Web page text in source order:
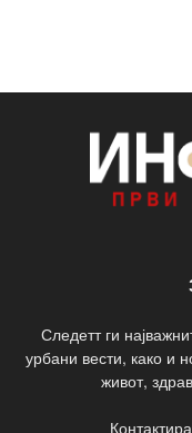
Следетт ги
урбани вести, како и
живот,